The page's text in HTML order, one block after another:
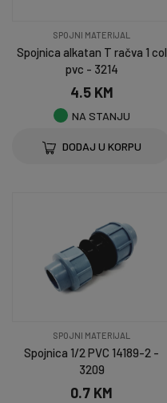
SPOJNI MATERIJAL
Spojnica alkatan T račva 1 col
pvc - 3214
4.5 KM
NA STANJU
DODAJ U KORPU
SPOJNI MATERIJAL
Spojnica 1/2 PVC 14189-2 -
3209
0.7 KM